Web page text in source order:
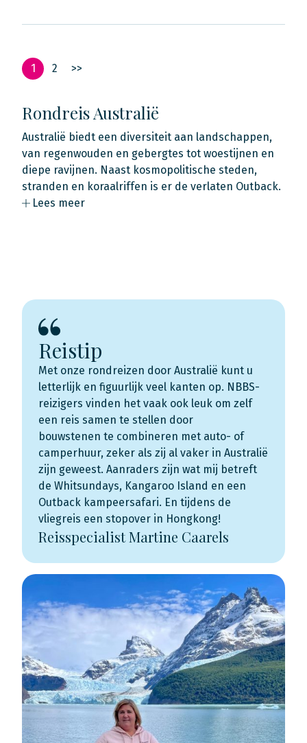
1 2 >>
Rondreis Australië
Australië biedt een diversiteit aan landschappen,
van regenwouden en gebergtes tot woestijnen en
diepe ravijnen. Naast kosmopolitische steden,
stranden en koraalriffen is er de verlaten Outback.
Lees meer
Reistip
Met onze rondreizen door Australië kunt u
letterlijk en figuurlijk veel kanten op. NBBS-
reizigers vinden het vaak ook leuk om zelf
een reis samen te stellen door
bouwstenen te combineren met auto- of
camperhuur, zeker als zij al vaker in Australië
zijn geweest. Aanraders zijn wat mij betreft
de Whitsundays, Kangaroo Island en een
Outback kampeersafari. En tijdens de
vliegreis een stopover in Hongkong!
Reisspecialist Martine Caarels